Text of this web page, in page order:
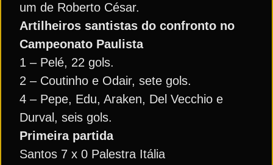
um de Roberto César.
Artilheiros santistas do confronto no
Campeonato Paulista
1 – Pelé, 22 gols.
2 – Coutinho e Odair, sete gols.
4 – Pepe, Edu, Araken, Del Vecchio e
Durval, seis gols.
Primeira partida
Santos 7 x 0 Palestra Itália